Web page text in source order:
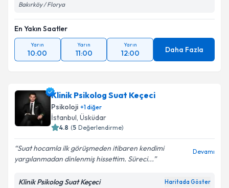
Bakırköy / Florya
En Yakın Saatler
Yarın
10:00
Yarın
11:00
Yarın
12:00 Daha Fazla
Klinik Psikolog Suat Keçeci
Psikoloji +1diğer
İstanbul, Üsküdar
4.8 (5 Değerlendirme)
Suat hocamla ilk görüşmeden itibaren kendimi
yargılanmadan dinlenmiş hissettim. Süreci...
Devamı
Klinik Psikolog Suat Keçeci Haritada Göster